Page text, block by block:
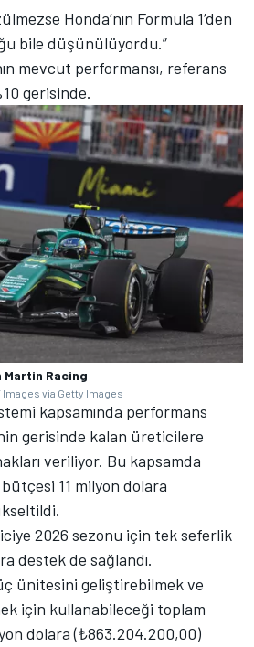
Honda’nın Formula 1’den
bile düşünülüyordu.”
mevcut performansı, referans
gerisinde.
Racing
via Getty Images
kapsamında performans
gerisinde kalan üreticilere
veriliyor. Bu kapsamda
11 milyon dolara
2026 sezonu için tek seferlik
destek de sağlandı.
ünitesini geliştirebilmek ve
için kullanabileceği toplam
dolara (₺863.204.200,00)